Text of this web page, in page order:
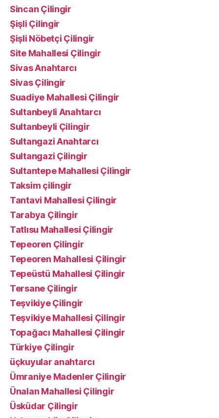
Sincan Çilingir
Şişli Çilingir
Şişli Nöbetçi Çilingir
Site Mahallesi Çilingir
Sivas Anahtarcı
Sivas Çilingir
Suadiye Mahallesi Çilingir
Sultanbeyli Anahtarcı
Sultanbeyli Çilingir
Sultangazi Anahtarcı
Sultangazi Çilingir
Sultantepe Mahallesi Çilingir
Taksim çilingir
Tantavi Mahallesi Çilingir
Tarabya Çilingir
Tatlısu Mahallesi Çilingir
Tepeoren Çilingir
Tepeoren Mahallesi Çilingir
Tepeüstü Mahallesi Çilingir
Tersane Çilingir
Teşvikiye Çilingir
Teşvikiye Mahallesi Çilingir
Topağacı Mahallesi Çilingir
Türkiye Çilingir
üçkuyular anahtarcı
Ümraniye Madenler Çilingir
Ünalan Mahallesi Çilingir
Üsküdar Çilingir